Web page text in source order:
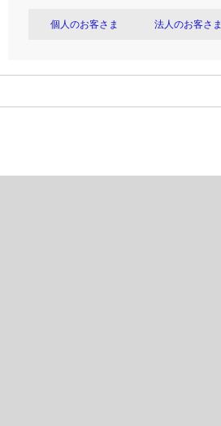
個人のお客さま 法人のお客さま